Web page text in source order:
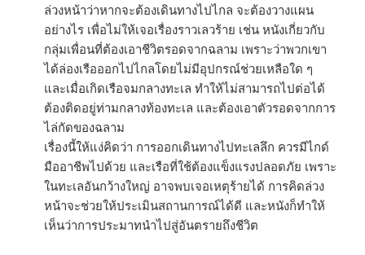
ล่วงหน้าว่าหากจะต้องเดินทางไปไกล จะต้องวางแผน
อย่างไร เพื่อไม่ให้เจอเรื่องราวเลวร้าย เช่น หนังเกี่ยวกับ
กลุ่มเพื่อนที่ต้องเอาชีวิตรอดจากฉลาม เพราะว่าพวกเขา
ได้ล่องเรือออกไปไกลโดยไม่มีอุปกรณ์ช่วยเหลือใด ๆ
และเมื่อเกิดเรือจมกลางทะเล ทำให้ไม่สามารถไปต่อได้
ต้องติดอยู่ท่ามกลางท้องทะเล และต้องเอาตัวรอดจากการ
ไล่กัดของฉลาม
เรื่องนี้ให้แง่คิดว่า การออกเดินทางไปทะเลลึก ควรมีไกด์
มืออาชีพไปด้วย และเรือที่ใช้ต้องแข็งแรงปลอดภัย เพราะ
ในทะเลอันกว้างใหญ่ อาจพบเจอเหตุร้ายได้ การคิดล่วง
หน้าจะช่วยให้ประเมินสถานการณ์ได้ดี และหนังก็ทำให้
เห็นว่าการประมาทนำไปสู่อันตรายถึงชีวิต